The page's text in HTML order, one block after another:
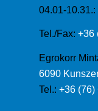
04.01-
Tel./Fax: +36
Egrokorr
6090
Tel.: +36 (76)